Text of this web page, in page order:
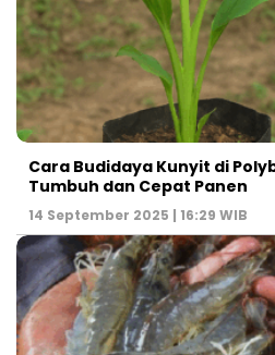
Cara Budidaya Kunyit di
Tumbuh dan Cepat Panen
14 September 2025 | 16:29 WIB